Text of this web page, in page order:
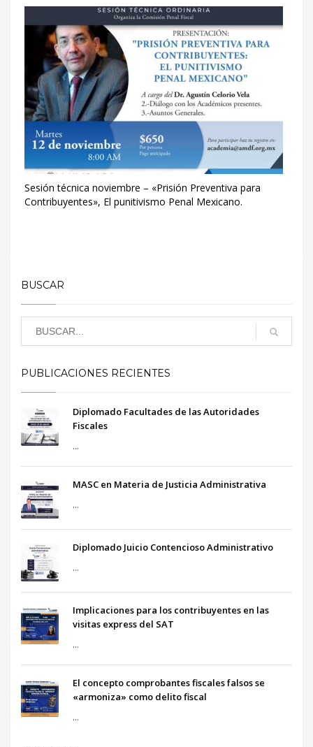
Sesión técnica noviembre – «Prisión Preventiva para
Contribuyentes», El punitivismo Penal Mexicano.
BUSCAR
PUBLICACIONES RECIENTES
Diplomado Facultades de las Autoridades
Fiscales
...
MASC en Materia de Justicia Administrativa
...
Diplomado Juicio Contencioso Administrativo
...
Implicaciones para los contribuyentes en las
visitas express del SAT
...
El concepto comprobantes fiscales falsos se
«armoniza» como delito fiscal
...